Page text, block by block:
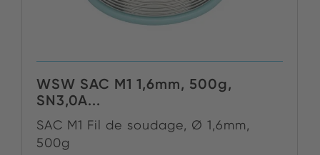
WSW SAC M1 1,6mm, 500g,
SN3,0A...
SAC M1 Fil de soudage, Ø 1,6mm,
500g